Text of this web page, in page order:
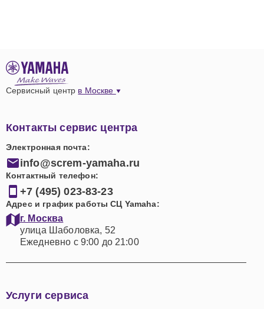
Сервисный центр в Москве
Контакты сервис центра
Электронная почта:
info@screm-yamaha.ru
Контактный телефон:
+7 (495) 023-83-23
Адрес и график работы СЦ Yamaha:
г. Москва
улица Шаболовка, 52
Ежедневно с 9:00 до 21:00
Услуги сервиса